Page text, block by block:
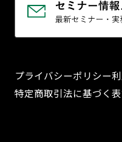
プライバシーポリシー
特定商取引法に基づく